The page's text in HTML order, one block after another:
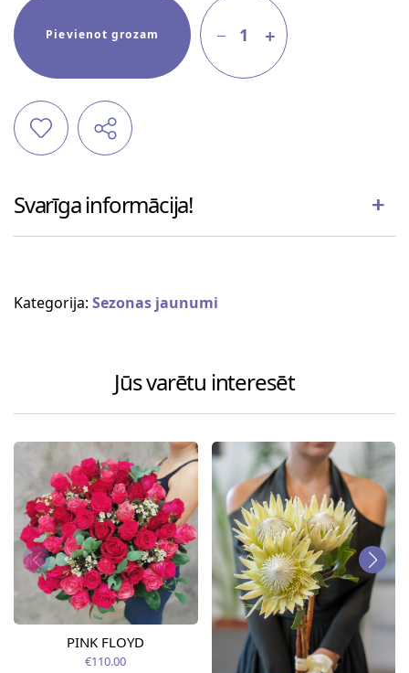
Pievienot grozam 1
Svarīga informācija!
Kategorija: Sezonas jaunumi
Jūs varētu interesēt
PINK FLOYD
€110.00